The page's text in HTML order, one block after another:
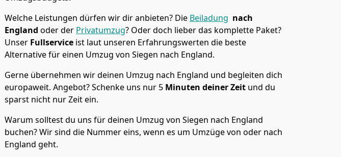
Welche Leistungen dürfen wir dir anbieten? Die Beiladung nach
England oder der Privatumzug? Oder doch lieber das komplette Paket?
Unser Fullservice ist laut unseren Erfahrungswerten die beste
Alternative für einen Umzug von Siegen nach England.
Gerne übernehmen wir deinen Umzug nach England und begleiten dich
europaweit. Angebot? Schenke uns nur 5 Minuten deiner Zeit und du
sparst nicht nur Zeit ein.
Warum solltest du uns für deinen Umzug von Siegen nach England
buchen? Wir sind die Nummer eins, wenn es um Umzüge von oder nach
England geht.